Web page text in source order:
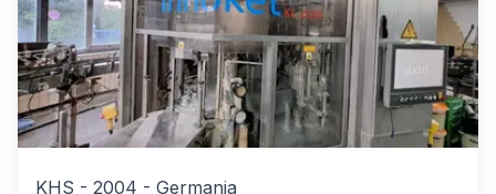
KHS - 2004 - Germania